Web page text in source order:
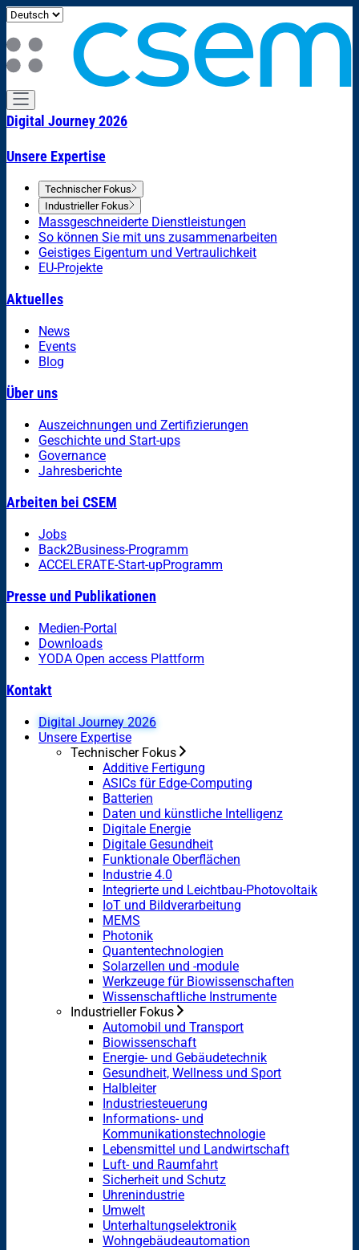
Digital Journey 2026
Unsere Expertise
Technischer Fokus
Industrieller Fokus
Massgeschneiderte Dienstleistungen
So können Sie mit uns zusammenarbeiten
Geistiges Eigentum und Vertraulichkeit
EU-Projekte
Aktuelles
News
Events
Blog
Über uns
Auszeichnungen und Zertifizierungen
Geschichte und Start-ups
Governance
Jahresberichte
Arbeiten bei CSEM
Jobs
Back2Business-Programm
ACCELERATE-Start-upProgramm
Presse und Publikationen
Medien-Portal
Downloads
YODA Open access Plattform
Kontakt
Digital Journey 2026
Unsere Expertise
Technischer Fokus
Additive Fertigung
ASICs für Edge-Computing
Batterien
Daten und künstliche Intelligenz
Digitale Energie
Digitale Gesundheit
Funktionale Oberflächen
Industrie 4.0
Integrierte und Leichtbau-Photovoltaik
IoT und Bildverarbeitung
MEMS
Photonik
Quantentechnologien
Solarzellen und -module
Werkzeuge für Biowissenschaften
Wissenschaftliche Instrumente
Industrieller Fokus
Automobil und Transport
Biowissenschaft
Energie- und Gebäudetechnik
Gesundheit, Wellness und Sport
Halbleiter
Industriesteuerung
Informations- und
Kommunikationstechnologie
Lebensmittel und Landwirtschaft
Luft- und Raumfahrt
Sicherheit und Schutz
Uhrenindustrie
Umwelt
Unterhaltungselektronik
Wohngebäudeautomation